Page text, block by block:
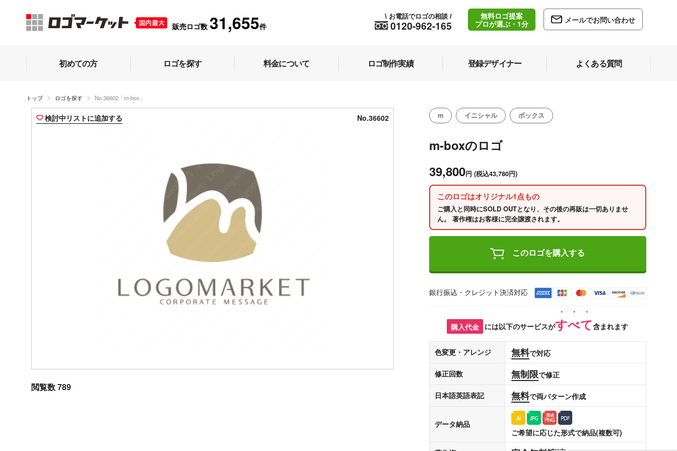
販売ロゴ数 31,655件 0120-962-165
\ お電話でロゴの相談 /
無料ロゴ提案
プロが選ぶ・1分
メールでお問い合わせ
初めての方 ロゴを探す 料金について ロゴ制作実績 登録デザイナー よくある質問
トップ ロゴを探す No.36602「m-box」
検討中リストに追加する No.36602
閲覧数 789
m イニシャル ボックス
m-boxのロゴ
39,800円 (税込43,780円)
このロゴはオリジナル1点もの
ご購入と同時にSOLD OUTとなり、その後の再販は一切ありませ
ん。 著作権はお客様に完全譲渡されます。
このロゴを購入する
銀行振込・クレジット決済対応
購入代金 には以下のサービスがすべて含まれます
色変更・アレンジ 無料で対応
修正回数 無制限で修正
日本語英語表記 無料で両パターン作成
データ納品
ご希望に応じた形式で納品(複数可)